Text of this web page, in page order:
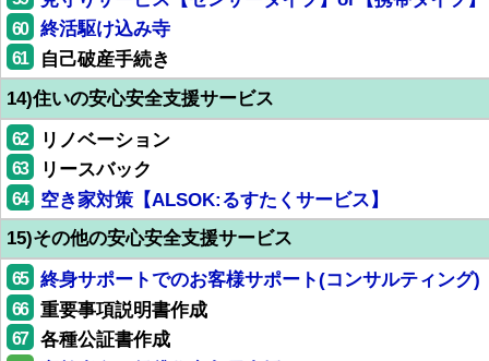
60 終活駆け込み寺
61
自己破産手続き
14)住いの安心安全支援サービス
62 リノベーション
63 リースバック
64
空き家対策【ALSOK:るすたくサービス】
15)その他の安心安全支援サービス
65 終身サポートでのお客様サポート(コンサルティング)
66 重要事項説明書作成
67 各種公証書作成